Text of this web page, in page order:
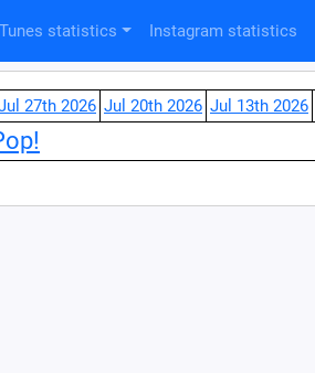
statistics Instagram statistics
27th 2026 Jul 20th 2026 Jul 13th 2026